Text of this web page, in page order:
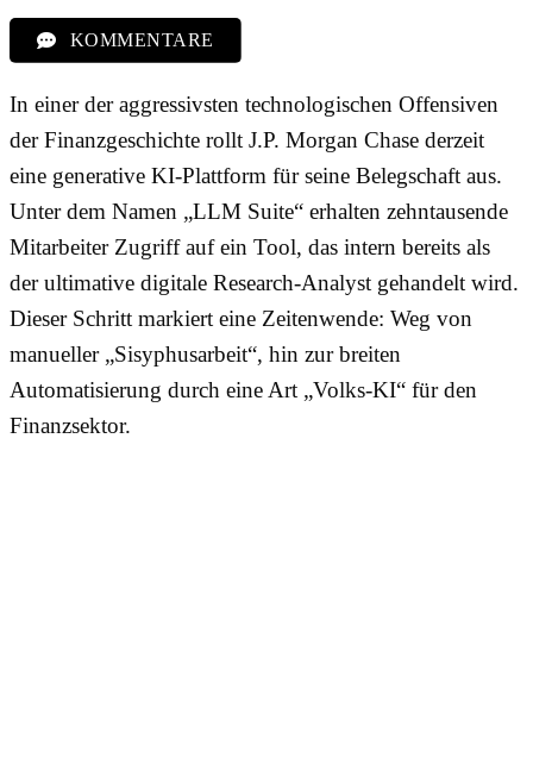
KOMMENTARE
In einer der aggressivsten technologischen Offensiven
der Finanzgeschichte rollt J.P. Morgan Chase derzeit
eine generative KI-Plattform für seine Belegschaft aus.
Unter dem Namen „LLM Suite“ erhalten zehntausende
Mitarbeiter Zugriff auf ein Tool, das intern bereits als
der ultimative digitale Research-Analyst gehandelt wird.
Dieser Schritt markiert eine Zeitenwende: Weg von
manueller „Sisyphusarbeit“, hin zur breiten
Automatisierung durch eine Art „Volks-KI“ für den
Finanzsektor.